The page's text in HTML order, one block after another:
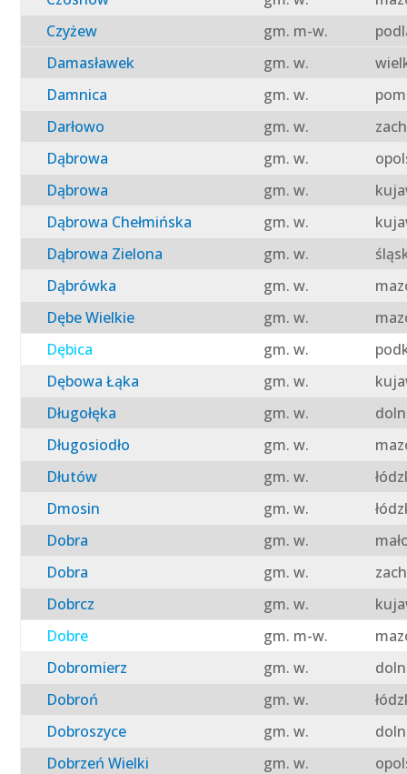
Czyżew
gm. m-w.
Damasławek
gm. w.
Damnica
gm. w.
Darłowo
gm. w.
Dąbrowa
gm. w.
Dąbrowa
gm. w.
Dąbrowa Chełmińska
gm. w.
Dąbrowa Zielona
gm. w.
Dąbrówka
gm. w.
Dębe Wielkie
gm. w.
Dębica
gm. w.
Dębowa Łąka
gm. w.
Długołęka
gm. w.
Długosiodło
gm. w.
Dłutów
gm. w.
Dmosin
gm. w.
Dobra
gm. w.
Dobra
gm. w.
Dobrcz
gm. w.
Dobre
gm. m-w.
Dobromierz
gm. w.
Dobroń
gm. w.
Dobroszyce
gm. w.
Dobrzeń Wielki
gm. w.